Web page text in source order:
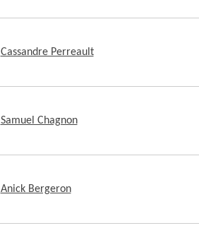
Cassandre Perreault
Samuel Chagnon
Anick Bergeron